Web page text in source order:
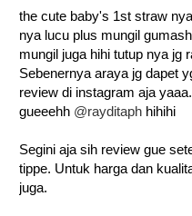
the cute baby's 1st straw
nya lucu plus mungil
mungil juga hihi tutup nya jg
Sebenernya araya jg dapet
review di instagram aja
gueeehh @rayditaph hihihi
Segini aja sih review gue
tippe. Untuk harga dan
juga.